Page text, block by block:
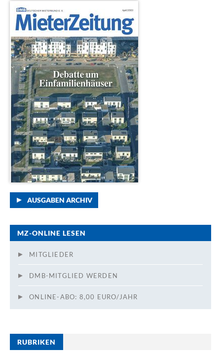
AUSGABEN ARCHIV
MZ-ONLINE LESEN
MITGLIEDER
DMB-MITGLIED WERDEN
ONLINE-ABO: 8,00 EURO/JAHR
RUBRIKEN